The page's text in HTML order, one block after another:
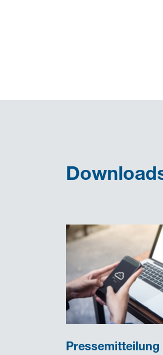
Pressemitteilung